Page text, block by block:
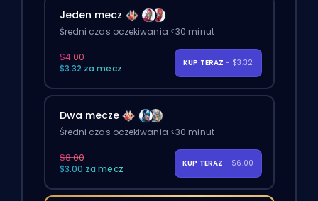
Jeden mecz
Średni czas oczekiwania <30 minut
$4.00
$3.32 za mecz
KUP TERAZ - $3.32
Dwa mecze
Średni czas oczekiwania <30 minut
$8.00
$3.00 za mecz
KUP TERAZ - $6.00